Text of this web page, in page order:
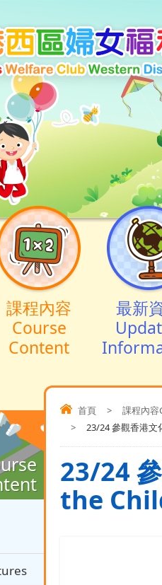
課程內容
Course
Content
最新
首頁 > 課程內
>
23/24 參觀香港
23/24
the